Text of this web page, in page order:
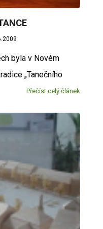
byla v Novém
„Tanečního
Přečíst celý článek